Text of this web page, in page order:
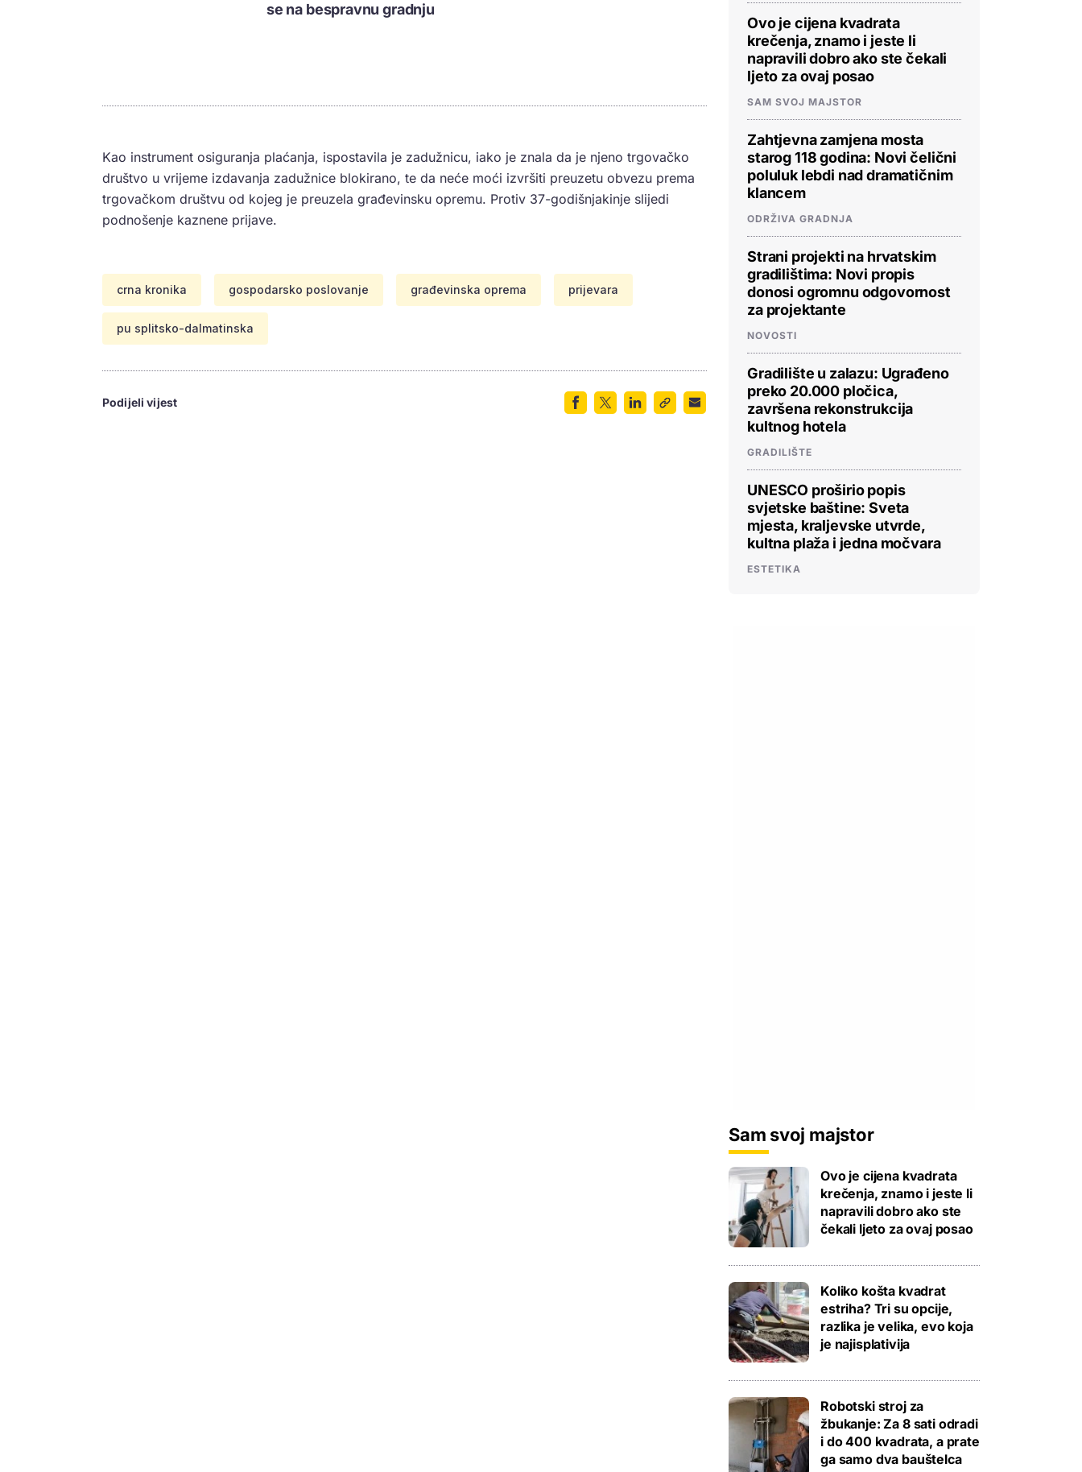
se na bespravnu gradnju
Kao instrument osiguranja plaćanja, ispostavila je zadužnicu, iako je znala da je njeno trgovačko
društvo u vrijeme izdavanja zadužnice blokirano, te da neće moći izvršiti preuzetu obvezu prema
trgovačkom društvu od kojeg je preuzela građevinsku opremu. Protiv 37-godišnjakinje slijedi
podnošenje kaznene prijave.
crna kronika gospodarsko poslovanje građevinska oprema prijevara
pu splitsko-dalmatinska
Podijeli vijest
Ovo je cijena kvadrata
krečenja, znamo i jeste li
napravili dobro ako ste čekali
ljeto za ovaj posao
SAM SVOJ MAJSTOR
Zahtjevna zamjena mosta
starog 118 godina: Novi čelični
poluluk lebdi nad dramatičnim
klancem
ODRŽIVA GRADNJA
Strani projekti na hrvatskim
gradilištima: Novi propis
donosi ogromnu odgovornost
za projektante
NOVOSTI
Gradilište u zalazu: Ugrađeno
preko 20.000 pločica,
završena rekonstrukcija
kultnog hotela
GRADILIŠTE
UNESCO proširio popis
svjetske baštine: Sveta
mjesta, kraljevske utvrde,
kultna plaža i jedna močvara
ESTETIKA
Sam svoj majstor
Ovo je cijena kvadrata
krečenja, znamo i jeste li
napravili dobro ako ste
čekali ljeto za ovaj posao
Koliko košta kvadrat
estriha? Tri su opcije,
razlika je velika, evo koja
je najisplativija
Robotski stroj za
žbukanje: Za 8 sati odradi
i do 400 kvadrata, a prate
ga samo dva bauštelca